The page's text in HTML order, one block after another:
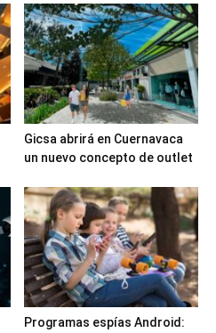
Gicsa abrirá en Cuernavaca
un nuevo concepto de outlet
Programas espías Android: